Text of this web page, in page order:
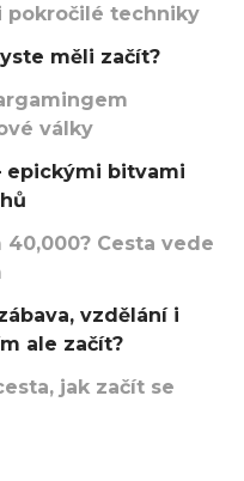
pokročilé techniky
měli začít?
války
epickými bitvami
Cesta vede
vzdělání i
ale začít?
jak začít se